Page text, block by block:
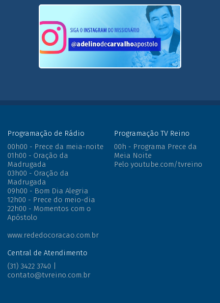
Entre no site
Programação de Rádio
00h00 - Prece da meia-noite
01h00 - Oração da
Madrugada
03h00 - Oração da
Madrugada
09h00 - Bom Dia Alegria
12h00 - Prece do meio-dia
22h00 - Momentos com o
Apóstolo
www.rededocoracao.com.br
Programação TV Reino
00h - Programa Prece da
Meia Noite
Pelo youtube.com/tvreino
Central de Atendimento
(31) 3422 3740 |
contato@tvreino.com.br